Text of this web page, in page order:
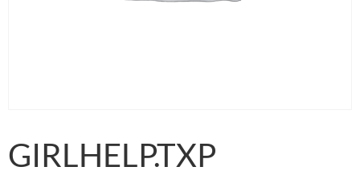
GIRLHELP.TXP